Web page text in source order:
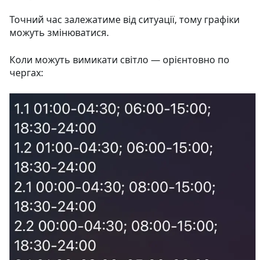
Точний час залежатиме від ситуації, тому графіки
можуть змінюватися.
Коли можуть вимикати світло — орієнтовно по
чергах: